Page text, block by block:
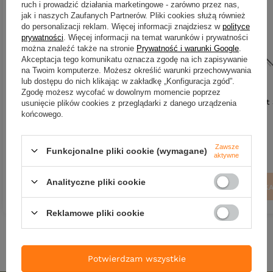
Wędka MIKADO Inazuma PRO
ZANDER 198 c.w. do 32 g (1 sec -
Kup za: 10516.44 punktów
DO KOSZYKA
Wędka Mikado Bixlite Light
89,00 zł
Kup za: 2937pktpunktów
Ilość produktów
DO
ruch i prowadzić działania marketingowe - zarówno przez nas,
jak i naszych Zaufanych Partnerów. Pliki cookies służą również
do personalizacji reklam. Więcej informacji znajdziesz w polityce
prywatności . Więcej informacji na temat warunków i prywatności
można znaleźć także na stronie Prywatność i warunki Google
Akceptacja tego komunikatu oznacza zgodę na ich zapisywanie
na Twoim komputerze. Możesz określić warunki przechowywania
lub dostępu do nich klikając w zakładkę „Konfiguracja zgód”.
Zgodę możesz wycofać w dowolnym momencie poprzez
usunięcie plików cookies z przeglądarki z danego urządzenia
końcowego.
Funkcjonalne pliki cookie (wymagane)
Zawsze
aktywne
Analityczne pliki cookie
Reklamowe pliki cookie
Potwierdzam wszystkie